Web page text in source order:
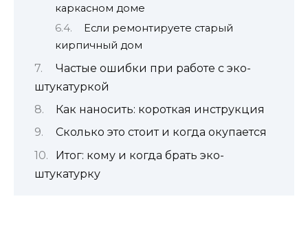
каркасном доме
Если ремонтируете старый
кирпичный дом
Частые ошибки при работе с эко-
штукатуркой
Как наносить: короткая инструкция
Сколько это стоит и когда окупается
Итог: кому и когда брать эко-
штукатурку